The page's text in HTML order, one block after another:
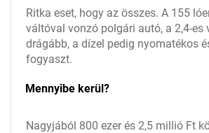
Ritka eset, hogy az összes. A 155
váltóval vonzó polgári autó, a 2,4-es
drágább, a dízel pedig nyomatékos
fogyaszt.
Mennyibe kerül?
Nagyjából 800 ezer és 2,5 millió Ft